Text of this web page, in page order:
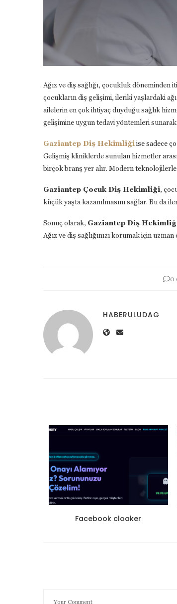
Ağız ve diş sağlığı, çocukluk
çocukların diş gelişimi, ileriki yaşlardaki
ailelerin en çok ihtiyaç duyduğu sağlık
gelişimine uygun tedavi yöntemleri
Gaziantep Diş Hekimliği ise sadece
Gelişmiş kliniklerde sunulan hizmetler
birçok branş yer alır. Modern
Gaziantep Çocuk Diş Hekimliği,
küçük yaşta kazanılmasını sağlar. Bu da
Sonuç olarak, Gaziantep Diş
Ağız ve diş sağlığınızı korumak için
0
HABERULUDAG
Facebook cloaker